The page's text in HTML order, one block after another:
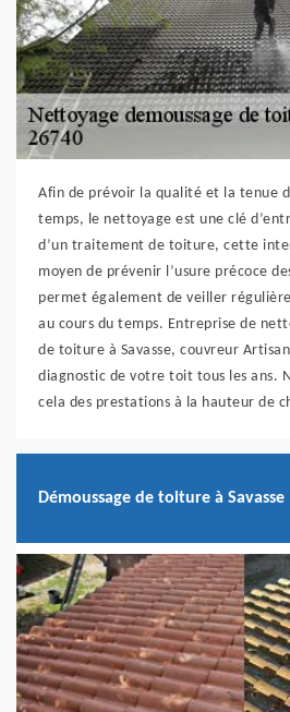
Afin de prévoir la qualité et la tenue
temps, le nettoyage est une clé
d’un traitement de toiture, cette
moyen de prévenir l’usure précoce
permet également de veiller
au cours du temps. Entreprise de
de toiture à Savasse, couvreur
diagnostic de votre toit tous les ans.
cela des prestations à la hauteur de
Démoussage de toiture à Savasse